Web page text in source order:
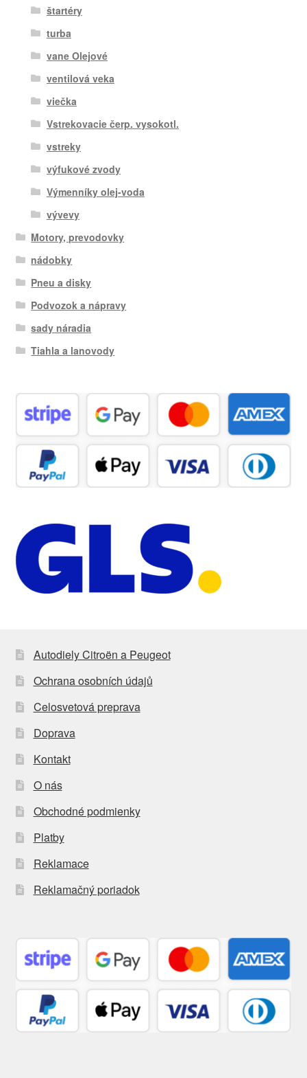
štartéry
turba
vane Olejové
ventilová veka
viečka
Vstrekovacie čerp. vysokotl.
vstreky
výfukové zvody
Výmenníky olej-voda
vývevy
Motory, prevodovky
nádobky
Pneu a disky
Podvozok a nápravy
sady náradia
Tiahla a lanovody
Autodiely Citroën a Peugeot
Ochrana osobních údajů
Celosvetová preprava
Doprava
Kontakt
O nás
Obchodné podmienky
Platby
Reklamace
Reklamačný poriadok